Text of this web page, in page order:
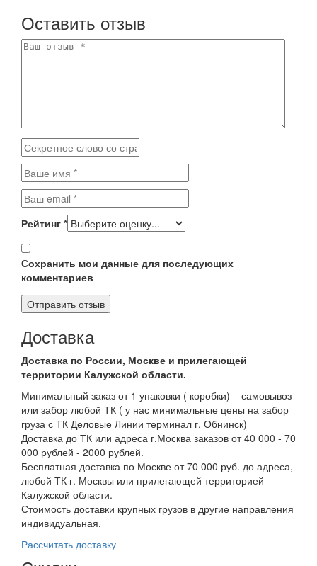
Оставить отзыв
Рейтинг *
Сохранить мои данные для последующих
комментариев
Доставка
Доставка по России, Москве и прилегающей
территории Калужской области.
Минимальный заказ от 1 упаковки ( коробки) – самовывоз
или забор любой ТК ( у нас минимальные цены на забор
груза с ТК Деловые Линии терминал г. Обнинск)
Доставка до ТК или адреса г.Москва заказов от 40 000 - 70
000 рублей - 2000 рублей.
Бесплатная доставка по Москве от 70 000 руб. до адреса,
любой ТК г. Москвы или прилегающей территорией
Калужской области.
Стоимость доставки крупных грузов в другие направления
индивидуальная.
Рассчитать доставку